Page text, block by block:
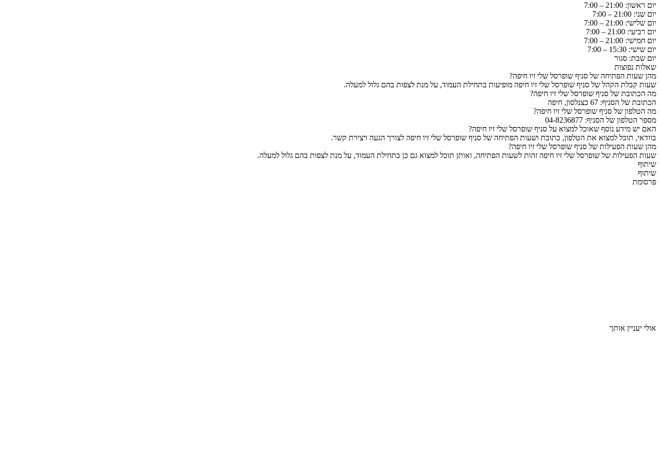
יום ראשון: 21:00 – 7:00
יום שני: 21:00 – 7:00
יום שלישי: 21:00 – 7:00
יום רביעי: 21:00 – 7:00
יום חמישי: 21:00 – 7:00
יום שישי: 15:30 – 7:00
יום שבת: סגור
שאלות נפוצות
מהן שעות הפתיחה של סניף שופרסל שלי זיו חיפה?
שעות קבלת הקהל של סניף שופרסל שלי זיו חיפה מופיעות בתחילת העמוד, על מנת לצפות בהם גלול למעלה.
מה הכתובת של סניף שופרסל שלי זיו חיפה?
הכתובת של הסניף: 67 כצנלסון, חיפה
מה הטלפון של סניף שופרסל שלי זיו חיפה?
מספר הטלפון של הסניף: 04-8236877
האם יש מידע נוסף שאוכל למצוא על סניף שופרסל שלי זיו חיפה?
בוודאי, תוכל למצוא את הטלפון, כתובת ושעות הפתיחה של סניף שופרסל שלי זיו חיפה לצורך הגעה ויצירת קשר.
מהן שעות הפעילות של סניף שופרסל שלי זיו חיפה?
שעות הפעילות של שופרסל שלי זיו חיפה זהות לשעות הפתיחה, ואותן תוכל למצוא גם כן בתחילת העמוד, על מנת לצפות בהם גלול למעלה.
שיתוף
שיתוף
פרסומת
אולי יעניין אותך